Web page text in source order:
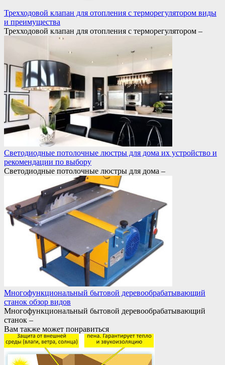
Трехходовой клапан для отопления с терморегулятором виды
и преимущества
Трехходовой клапан для отопления с терморегулятором –
Светодиодные потолочные люстры для дома их устройство и
рекомендации по выбору
Светодиодные потолочные люстры для дома –
Многофункциональный бытовой деревообрабатывающий
станок обзор видов
Многофункциональный бытовой деревообрабатывающий
станок –
Вам также может понравиться